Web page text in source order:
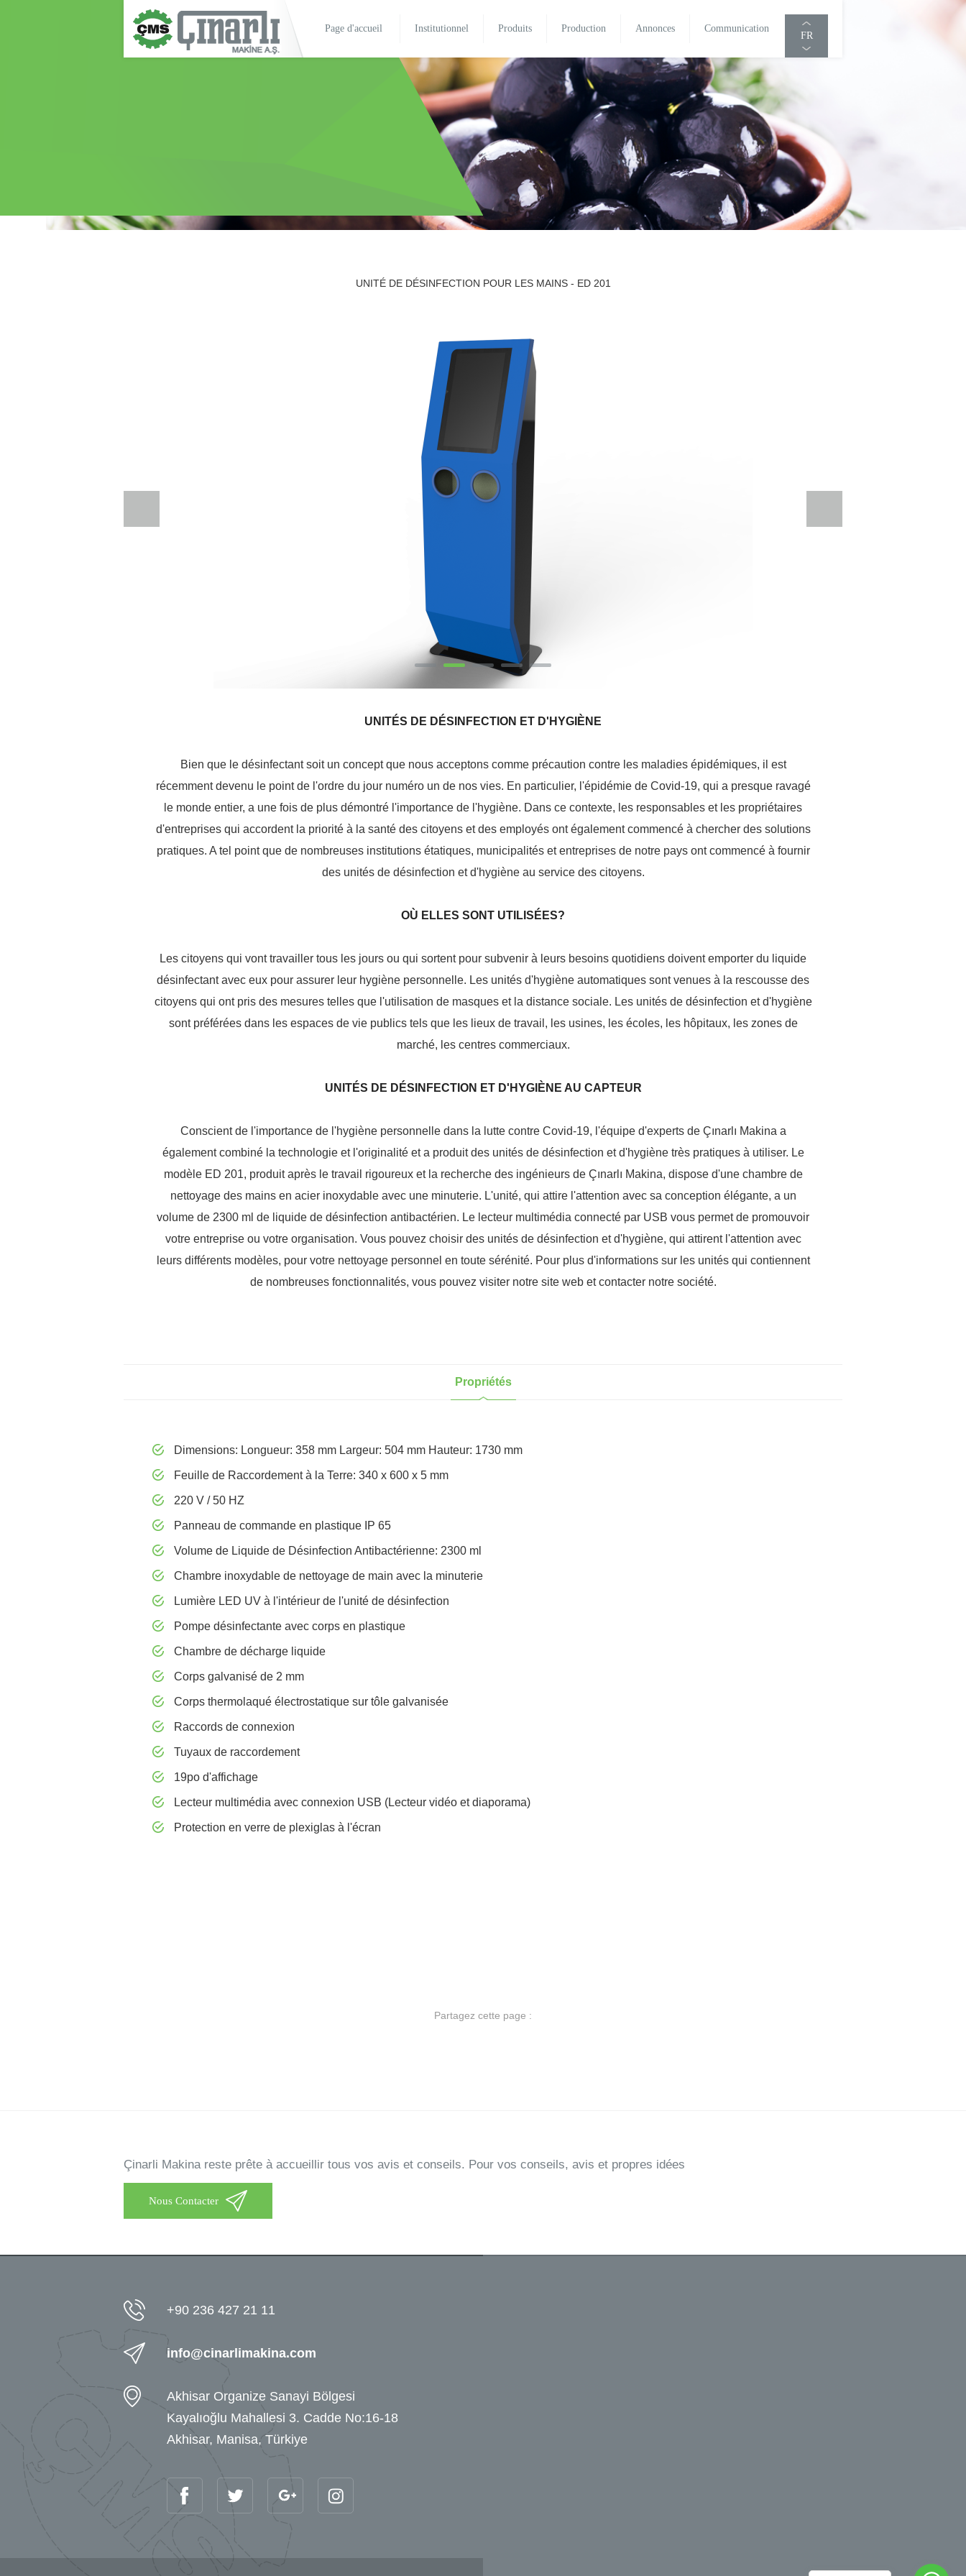
FR
Page d'accueil Institutionnel Produits Production Annonces Communication
UNITÉ DE DÉSINFECTION POUR LES MAINS - ED 201
UNITÉS DE DÉSINFECTION ET D'HYGIÈNE
Bien que le désinfectant soit un concept que nous acceptons comme précaution contre les maladies épidémiques, il est
récemment devenu le point de l'ordre du jour numéro un de nos vies. En particulier, l'épidémie de Covid-19, qui a presque ravagé
le monde entier, a une fois de plus démontré l'importance de l'hygiène. Dans ce contexte, les responsables et les propriétaires
d'entreprises qui accordent la priorité à la santé des citoyens et des employés ont également commencé à chercher des solutions
pratiques. A tel point que de nombreuses institutions étatiques, municipalités et entreprises de notre pays ont commencé à fournir
des unités de désinfection et d'hygiène au service des citoyens.
OÙ ELLES SONT UTILISÉES?
Les citoyens qui vont travailler tous les jours ou qui sortent pour subvenir à leurs besoins quotidiens doivent emporter du liquide
désinfectant avec eux pour assurer leur hygiène personnelle. Les unités d'hygiène automatiques sont venues à la rescousse des
citoyens qui ont pris des mesures telles que l'utilisation de masques et la distance sociale. Les unités de désinfection et d'hygiène
sont préférées dans les espaces de vie publics tels que les lieux de travail, les usines, les écoles, les hôpitaux, les zones de
marché, les centres commerciaux.
UNITÉS DE DÉSINFECTION ET D'HYGIÈNE AU CAPTEUR
Conscient de l'importance de l'hygiène personnelle dans la lutte contre Covid-19, l'équipe d'experts de Çınarlı Makina a
également combiné la technologie et l'originalité et a produit des unités de désinfection et d'hygiène très pratiques à utiliser. Le
modèle ED 201, produit après le travail rigoureux et la recherche des ingénieurs de Çınarlı Makina, dispose d'une chambre de
nettoyage des mains en acier inoxydable avec une minuterie. L'unité, qui attire l'attention avec sa conception élégante, a un
volume de 2300 ml de liquide de désinfection antibactérien. Le lecteur multimédia connecté par USB vous permet de promouvoir
votre entreprise ou votre organisation. Vous pouvez choisir des unités de désinfection et d'hygiène, qui attirent l'attention avec
leurs différents modèles, pour votre nettoyage personnel en toute sérénité. Pour plus d'informations sur les unités qui contiennent
de nombreuses fonctionnalités, vous pouvez visiter notre site web et contacter notre société.
Propriétés
Dimensions: Longueur: 358 mm Largeur: 504 mm Hauteur: 1730 mm
Feuille de Raccordement à la Terre: 340 x 600 x 5 mm
220 V / 50 HZ
Panneau de commande en plastique IP 65
Volume de Liquide de Désinfection Antibactérienne: 2300 ml
Chambre inoxydable de nettoyage de main avec la minuterie
Lumière LED UV à l'intérieur de l'unité de désinfection
Pompe désinfectante avec corps en plastique
Chambre de décharge liquide
Corps galvanisé de 2 mm
Corps thermolaqué électrostatique sur tôle galvanisée
Raccords de connexion
Tuyaux de raccordement
19po d'affichage
Lecteur multimédia avec connexion USB (Lecteur vidéo et diaporama)
Protection en verre de plexiglas à l'écran
Partagez cette page :
Çinarli Makina reste prête à accueillir tous vos avis et conseils. Pour vos conseils, avis et propres idées
Nous Contacter
+90 236 427 21 11
info@cinarlimakina.com
Akhisar Organize Sanayi Bölgesi
Kayalıoğlu Mahallesi 3. Cadde No:16-18
Akhisar, Manisa, Türkiye